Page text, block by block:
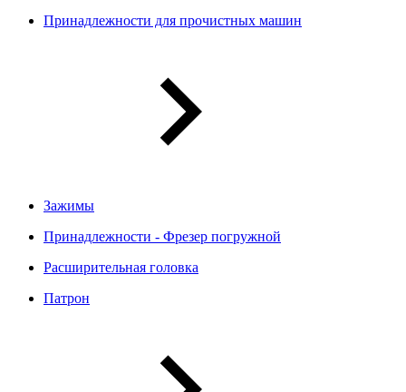
Принадлежности для прочистных машин
Зажимы
Принадлежности - Фрезер погружной
Расширительная головка
Патрон